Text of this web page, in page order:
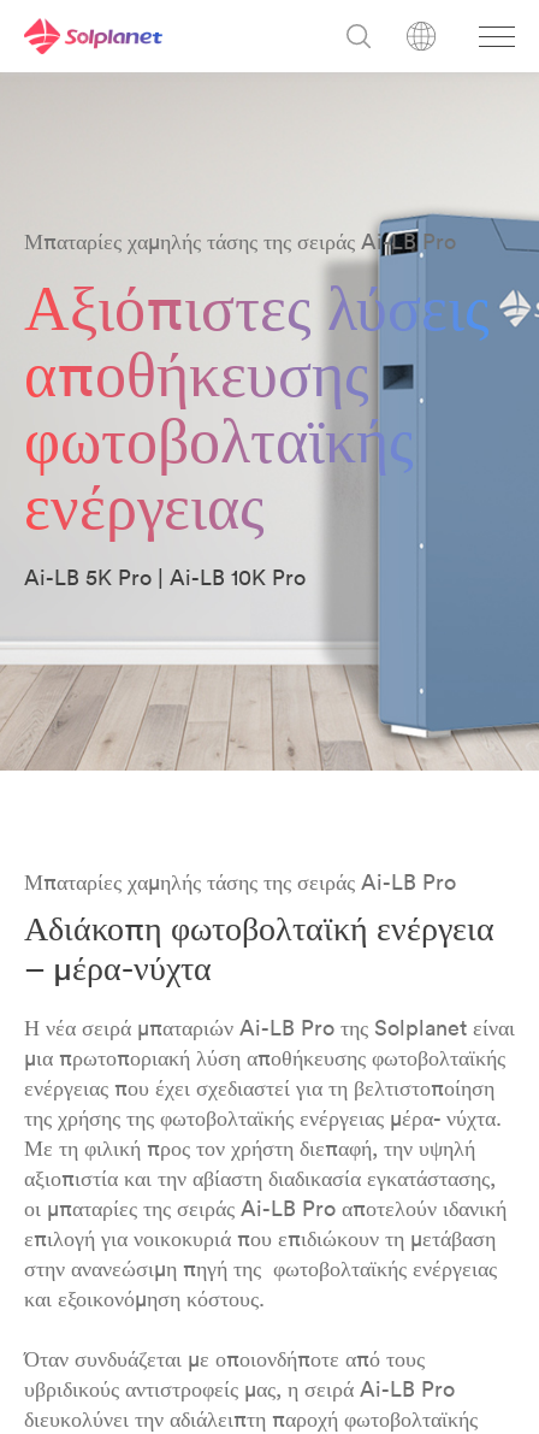
Μπαταρίες χαμηλής τάσης της σειράς Ai-LB Pro
Αξιόπιστες λύσεις
αποθήκευσης
φωτοβολταϊκής
ενέργειας
Ai-LB 5K Pro | Ai-LB 10K Pro
Μπαταρίες χαμηλής τάσης της σειράς Ai-LB Pro
Αδιάκοπη φωτοβολταϊκή ενέργεια
– μέρα-νύχτα
Η νέα σειρά μπαταριών Ai-LB Pro της Solplanet είναι
μια πρωτοποριακή λύση αποθήκευσης φωτοβολταϊκής
ενέργειας που έχει σχεδιαστεί για τη βελτιστοποίηση
της χρήσης της φωτοβολταϊκής ενέργειας μέρα- νύχτα.
Με τη φιλική προς τον χρήστη διεπαφή, την υψηλή
αξιοπιστία και την αβίαστη διαδικασία εγκατάστασης,
οι μπαταρίες της σειράς Ai-LB Pro αποτελούν ιδανική
επιλογή για νοικοκυριά που επιδιώκουν τη μετάβαση
στην ανανεώσιμη πηγή της φωτοβολταϊκής ενέργειας
και εξοικονόμηση κόστους.
Όταν συνδυάζεται με οποιονδήποτε από τους
υβριδικούς αντιστροφείς μας, η σειρά Ai-LB Pro
διευκολύνει την αδιάλειπτη παροχή φωτοβολταϊκής